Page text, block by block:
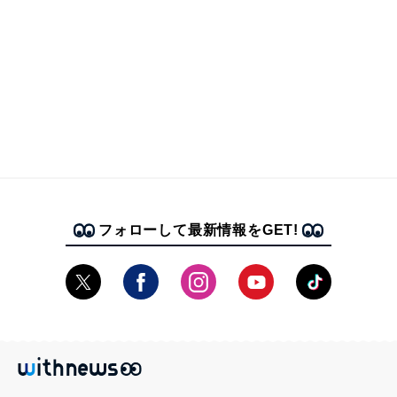
フォローして最新情報をGET!